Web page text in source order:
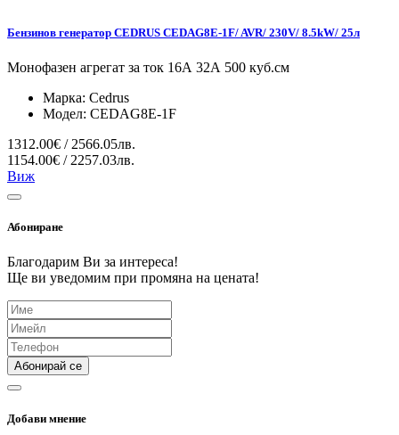
Бензинов генератор CEDRUS CEDAG8E-1F/ AVR/ 230V/ 8.5kW/ 25л
Монофазен агрегат за ток 16А 32А 500 куб.см
Марка: Cedrus
Модел: CEDAG8E-1F
1312.00€ / 2566.05лв.
1154.00€ / 2257.03лв.
Виж
Абониране
Благодарим Ви за интереса!
Ще ви уведомим при промяна на цената!
Абонирай се
Добави мнение